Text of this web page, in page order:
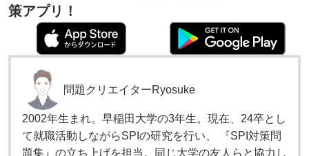
策アプリ！
問題クリエイターRyosuke
2002年生まれ。早稲田大学の3年生。現在、24卒とし
て就職活動しながらSPIの研究を行い、 『SPI対策問
題集』の立ち上げを担当。同じ大学の友人らと協力し